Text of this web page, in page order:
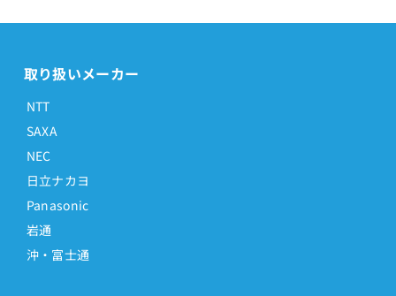
取り扱いメーカー
NTT
SAXA
NEC
日立ナカヨ
Panasonic
岩通
沖・富士通